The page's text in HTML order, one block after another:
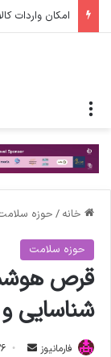
امکان واردات
خانه / حوزه
حوزه سلامت
قرص
شناسایی
فارمانیوز
26 بهمن